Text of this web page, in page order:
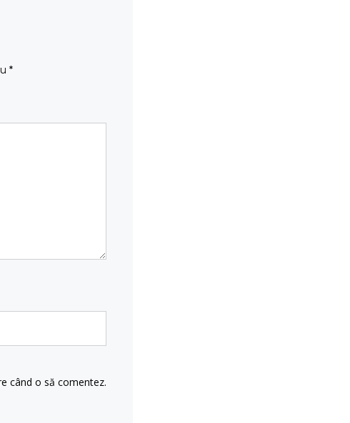
*
când o să comentez.